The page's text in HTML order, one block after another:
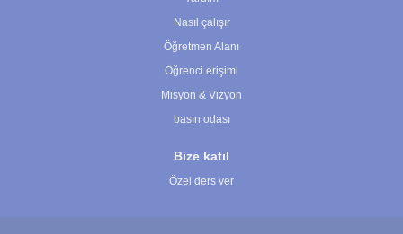
Nasıl çalışır
Öğretmen Alanı
Öğrenci erişimi
Misyon & Vizyon
basın odası
Bize katıl
Özel ders ver